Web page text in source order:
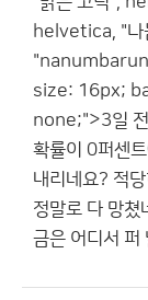
helvetica, "나
size: 16px;
none;">3일 전
확률이 0퍼센
내리네요? 적
정말로 다 망쳤
금은 어디서 퍼